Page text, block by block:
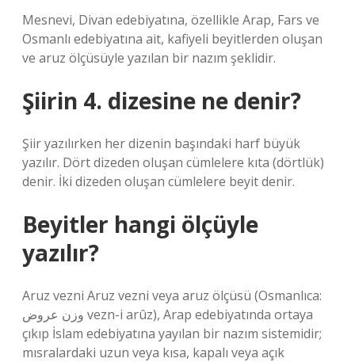
Mesnevi, Divan edebiyatına, özellikle Arap, Fars ve
Osmanlı edebiyatına ait, kafiyeli beyitlerden oluşan
ve aruz ölçüsüyle yazılan bir nazım şeklidir.
Şiirin 4. dizesine ne denir?
Şiir yazılırken her dizenin başındaki harf büyük
yazılır. Dört dizeden oluşan cümlelere kıta (dörtlük)
denir. İki dizeden oluşan cümlelere beyit denir.
Beyitler hangi ölçüyle
yazılır?
Aruz vezni Aruz vezni veya aruz ölçüsü (Osmanlıca:
وزن عروض vezn-i arûz), Arap edebiyatında ortaya
çıkıp İslam edebiyatına yayılan bir nazım sistemidir;
mısralardaki uzun veya kısa, kapalı veya açık